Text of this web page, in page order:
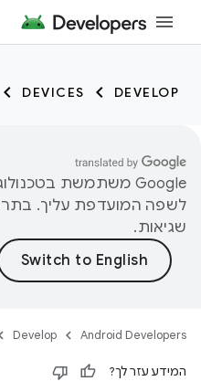
DEVELOP
DEVICES
לשפה המועדפת עליך.
שגיאות.
Android Developers
Develop
המידע עזר לך?